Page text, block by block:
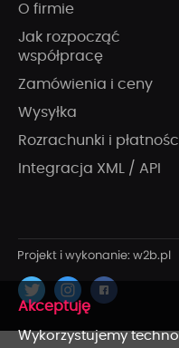
O firmie
Jak rozpocząć
współpracę
Zamówienia i ceny
Wysyłka
Rozrachunki i
Integracja XML / API
x
Wykorzystujemy